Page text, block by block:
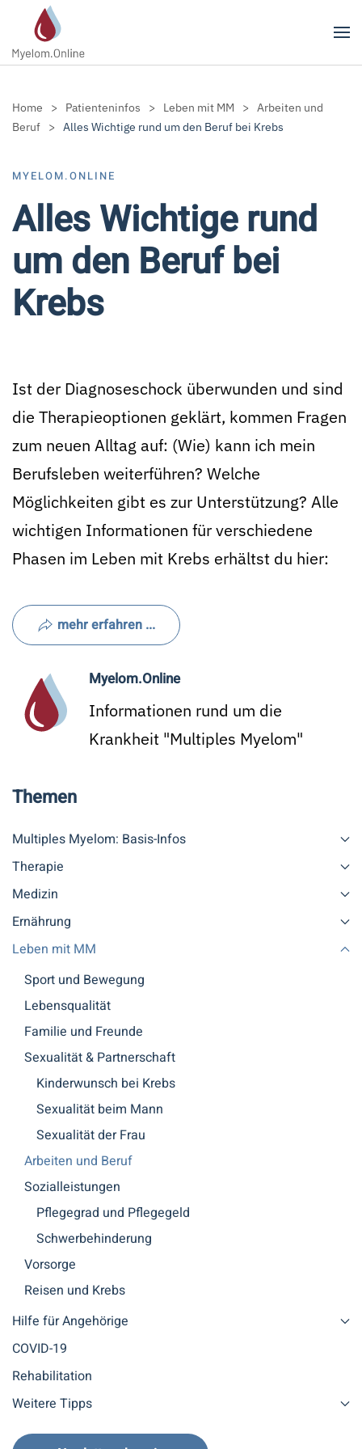
Zum Hauptinhalt springen
Home Patienteninfos Leben mit MM
Arbeiten und
Beruf
Alles Wichtige rund um den Beruf bei Krebs
MYELOM.ONLINE
Alles Wichtige rund
um den Beruf bei
Krebs
Ist der Diagnoseschock überwunden und sind
die Therapieoptionen geklärt, kommen Fragen
zum neuen Alltag auf: (Wie) kann ich mein
Berufsleben weiterführen? Welche
Möglichkeiten gibt es zur Unterstützung? Alle
wichtigen Informationen für verschiedene
Phasen im Leben mit Krebs erhältst du hier:
mehr erfahren ...
Myelom.Online
Informationen rund um die
Krankheit "Multiples Myelom"
Themen
Multiples Myelom: Basis-Infos
Therapie
Medizin
Ernährung
Leben mit MM
Sport und Bewegung
Lebensqualität
Familie und Freunde
Sexualität & Partnerschaft
Kinderwunsch bei Krebs
Sexualität beim Mann
Sexualität der Frau
Arbeiten und Beruf
Sozialleistungen
Pflegegrad und Pflegegeld
Schwerbehinderung
Vorsorge
Reisen und Krebs
Hilfe für Angehörige
COVID-19
Rehabilitation
Weitere Tipps